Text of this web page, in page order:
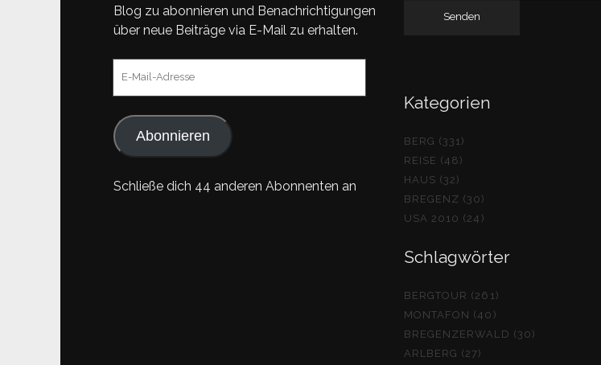
Blog zu abonnieren und Benachrichtigungen
über neue Beiträge via E-Mail zu erhalten.
Abonnieren
Schließe dich 44 anderen Abonnenten an
Kategorien
BERG (331)
REISE (48)
HAUS (32)
BREGENZ (30)
USA 2010 (24)
Schlagwörter
BERGTOUR (261)
MONTAFON (40)
BREGENZERWALD (30)
ARLBERG (27)